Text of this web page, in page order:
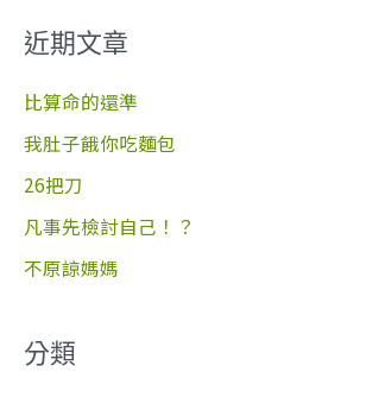
鍵
字
:
近期文章
比算命的還準
我肚子餓你吃麵包
26把刀
凡事先檢討自己！？
不原諒媽媽
分類